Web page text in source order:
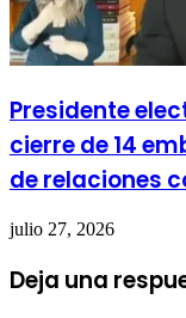
Presidente
cierre de 14
de relaciones
julio 27, 2026
Deja una